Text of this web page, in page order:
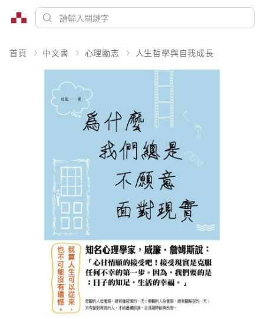
首頁 中文書 心理勵志 人生哲學與自我成長